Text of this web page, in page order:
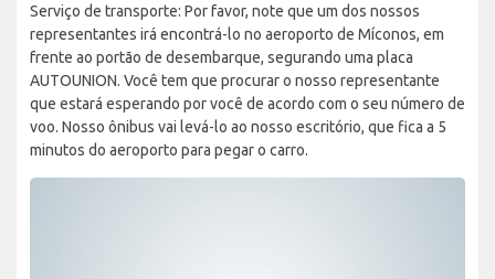
Serviço de transporte: Por favor, note que um dos nossos
representantes irá encontrá-lo no aeroporto de Míconos, em
frente ao portão de desembarque, segurando uma placa
AUTOUNION. Você tem que procurar o nosso representante
que estará esperando por você de acordo com o seu número de
voo. Nosso ônibus vai levá-lo ao nosso escritório, que fica a 5
minutos do aeroporto para pegar o carro.